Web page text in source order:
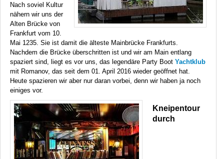
Nach soviel Kultur
nähern wir uns der
Alten Brücke von
Frankfurt vom 10.
Mai 1235. Sie ist damit die älteste Mainbrücke Frankfurts.
Nachdem die Brücke überschritten ist und wir am Main entlang
spaziert sind, liegt es vor uns, das legendäre Party Boot Yachtklub
mit Romanov, das seit dem 01. April 2016 wieder geöffnet hat.
Heute spazieren wir aber nur daran vorbei, denn wir haben ja noch
einiges vor.
Kneipentour
durch